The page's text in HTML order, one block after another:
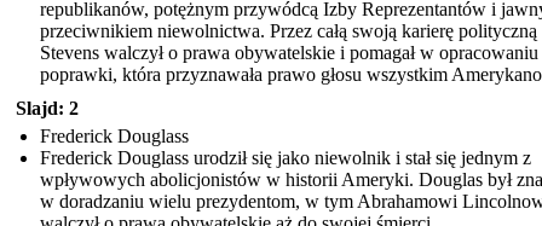
republikanów, potężnym przywódcą Izby Reprezentantów i
przeciwnikiem niewolnictwa. Przez całą swoją karierę polityczną
Stevens walczył o prawa obywatelskie i pomagał w
poprawki, która przyznawała prawo głosu wszystkim
Slajd: 2
Frederick Douglass
Frederick Douglass urodził się jako niewolnik i stał się jednym z
wpływowych abolicjonistów w historii Ameryki. Douglas był
w doradzaniu wielu prezydentom, w tym Abrahamowi